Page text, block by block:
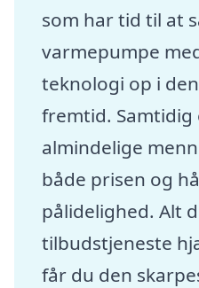
som har tid til at
varmepumpe
teknologi op i
fremtid.
almindelige
både prisen og
pålidelighed. Alt
tilbudstjeneste
får du den